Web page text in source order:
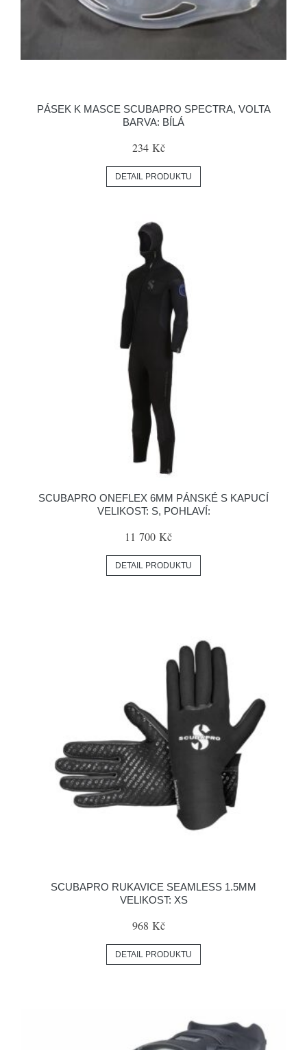
PÁSEK K MASCE SCUBAPRO SPECTRA, VOLTA
BARVA: BÍLÁ
234 Kč
DETAIL PRODUKTU
SCUBAPRO ONEFLEX 6MM PÁNSKÉ S KAPUCÍ
VELIKOST: S, POHLAVÍ:
11 700 Kč
DETAIL PRODUKTU
SCUBAPRO RUKAVICE SEAMLESS 1.5MM
VELIKOST: XS
968 Kč
DETAIL PRODUKTU